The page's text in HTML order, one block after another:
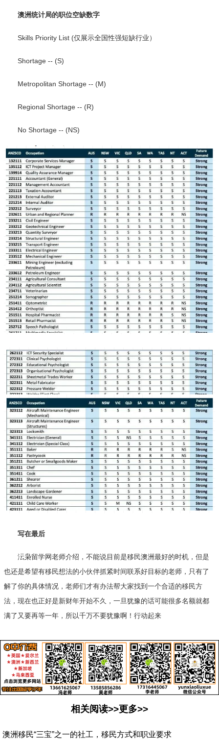
澳洲统计局的职位空缺数字
Skills Priority List (仅展示全国性强短缺行业）
Shortage -- (S)
Metropolitan Shortage -- (M)
Regional Shortage -- (R)
No Shortage -- (NS)
写在最后
沄枭留学网老师介绍，不能说目前是移民澳洲最好的时机，但是
也还是希望有移民想法的小伙伴抓紧时间联系好目标的老师，只有了
解了你的具体情况，老师们才有办法帮大家找到一个合适的移民方
法，现在也正好是新财年开始不久，一旦犹豫的话可能很多名额就都
满了又要再等一年，所以千万不要犹豫啊！行动起来
相关阅读>>更多>>
澳洲移民“三宝”之一的社工，移民方式和职业要求